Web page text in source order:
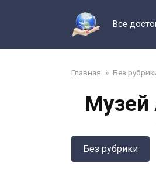
Все
Главная » Без
Музей
Без рубрики